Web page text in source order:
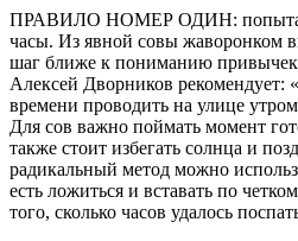
ПРАВИЛО НОМЕР ОДИН:
часы. Из явной совы жаворонком
шаг ближе к по­ниманию привычек
Алексей Двор­ников рекомендует:
времени про­водить на улице
Для сов важно поймать момент
также стоит избегать солн­ца и
радикальный метод можно
есть ложиться и вставать по
того, сколько часов удалось